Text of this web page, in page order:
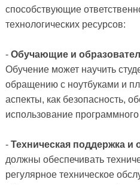
способствующие
технологических ресурсов:
- Обучающие и
Обучение может научить
обращению с ноутбуками и
аспекты, как безопасность,
использование
- Техническая поддержка и
должны обеспечивать
регулярное техническое